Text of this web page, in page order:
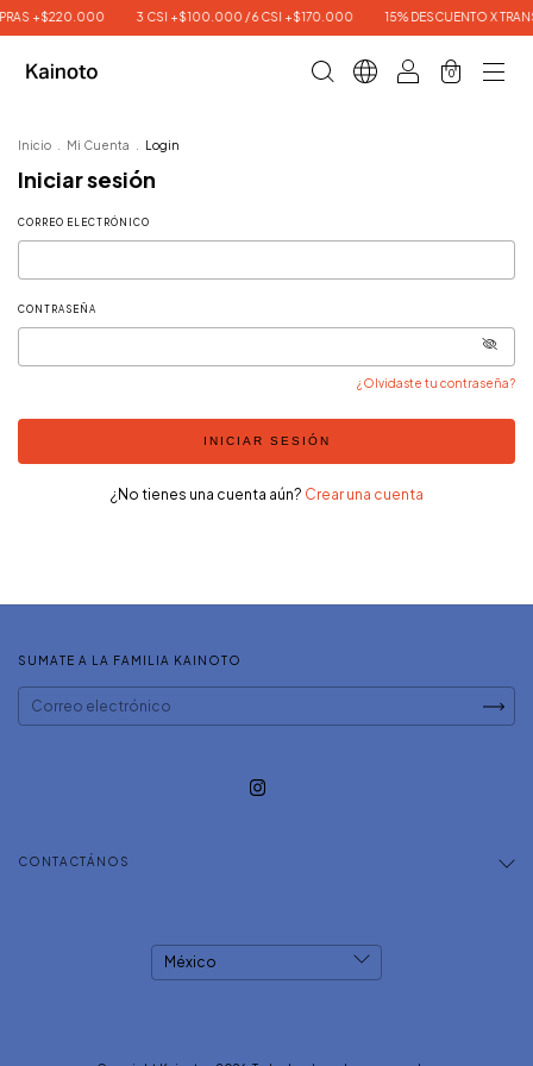
+$220.000 3 CSI +$100.000 / 6 CSI +$170.000 15% DESCUENTO X
0
Inicio Mi Cuenta Login
Iniciar sesión
CORREO ELECTRÓNICO
CONTRASEÑA
¿Olvidaste tu contraseña?
INICIAR SESIÓN
¿No tienes una cuenta aún? Crear una cuenta
SUMATE A LA FAMILIA KAINOTO
CONTACTÁNOS